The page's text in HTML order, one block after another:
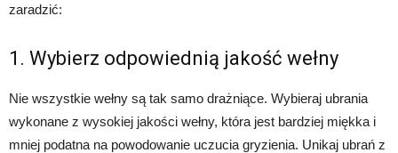
zaradzić:
1. Wybierz odpowiednią jakość wełny
Nie wszystkie wełny są tak samo drażniące. Wybieraj ubrania
wykonane z wysokiej jakości wełny, która jest bardziej miękka i
mniej podatna na powodowanie uczucia gryzienia. Unikaj ubrań z